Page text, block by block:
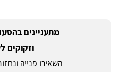
מתעניינים
וזקוקים
השאירו פנייה